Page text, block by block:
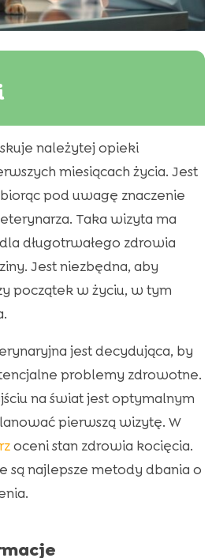
u weterynarza jest ważna?
na pierwszą wizytę
u weterynarza
wizyta u weterynarza?
do wizyty
kocię?
wizycie?
zdrowia kota
karmy dla kocięcia
dla kotów
– idealne uzupełnienie diety
ściółki
dla kota
kota na co dzień
należytej opieki
miesiącach życia. Jest
pod uwagę znaczenie
Taka wizyta ma
długotrwałego zdrowia
Jest niezbędna, aby
początek w życiu, w tym
jest decydująca, by
problemy zdrowotne.
na świat jest optymalnym
pierwszą wizytę. W
oceni stan zdrowia kocięcia.
są najlepsze metody dbania o